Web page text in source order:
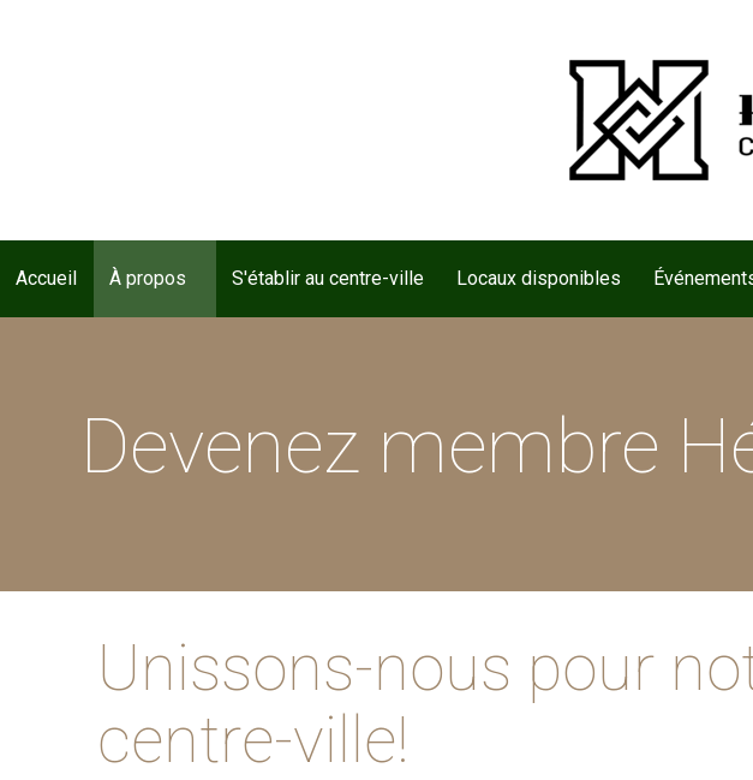
Accueil À propos S'établir au centre-ville Locaux disponibles
Devenez membre
Unissons-nous pour
centre-ville!